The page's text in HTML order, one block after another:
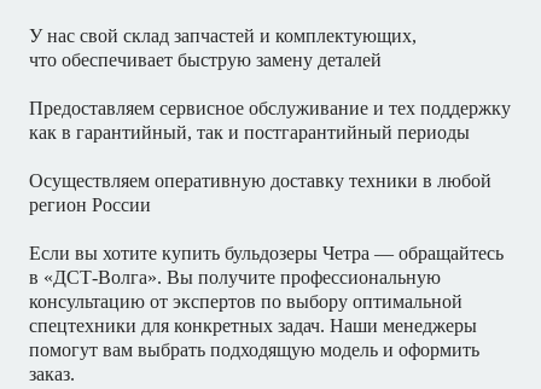
У нас свой склад запчастей и комплектующих,
что обеспечивает быструю замену деталей
Предоставляем сервисное обслуживание и тех поддержку
как в гарантийный, так и постгарантийный периоды
Осуществляем оперативную доставку техники в любой
регион России
Если вы хотите купить бульдозеры Четра — обращайтесь
в «ДСТ-Волга». Вы получите профессиональную
консультацию от экспертов по выбору оптимальной
спецтехники для конкретных задач. Наши менеджеры
помогут вам выбрать подходящую модель и оформить
заказ.